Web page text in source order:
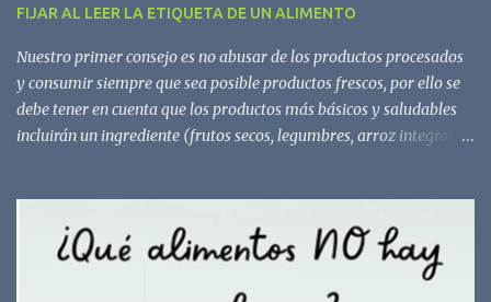
FIJAR AL LEER LA ETIQUETA DE UN ALIMENTO
Nuestro primer consejo es no abusar de los productos procesados
y consumir siempre que sea posible productos frescos, por ello se
debe tener en cuenta que los productos más básicos y saludables
incluirán un ingrediente (frutos secos, legumbres, arroz integral,
ingredientes nada recomendables, como harinas refinadas, azúcar
añadido, sal en exceso y grasas de mala calidad, por ello conviene
no abusar de estos. Para saber cómo evitarlos, te mostramos